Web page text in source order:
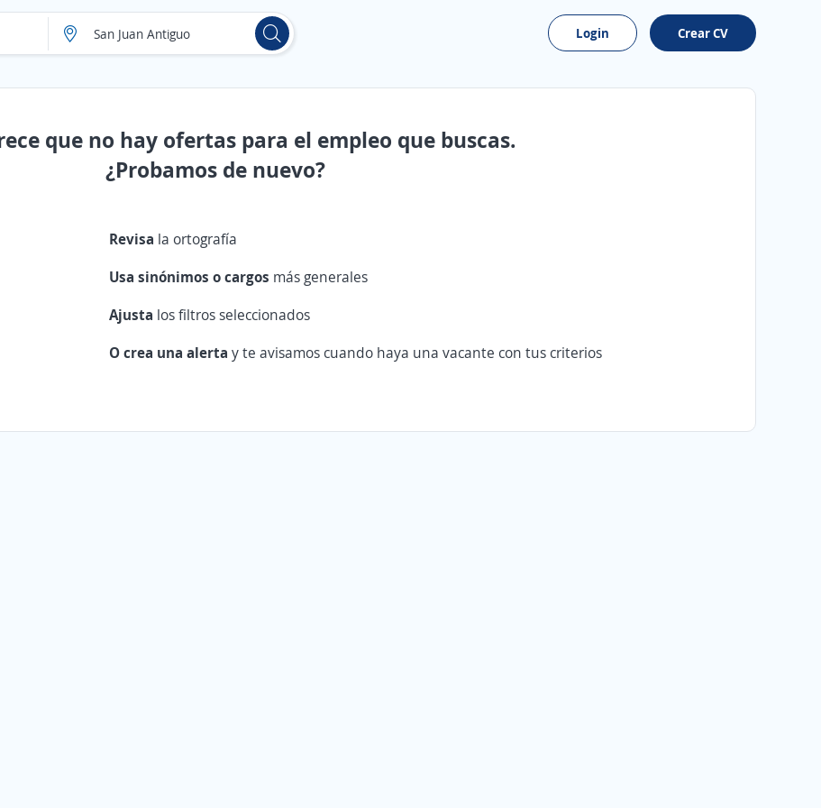
Login Crear CV
que no hay ofertas para el empleo que buscas.
¿Probamos de nuevo?
Revisa la ortografía
Usa sinónimos o cargos más generales
Ajusta los filtros seleccionados
O crea una alertay te avisamos cuando haya una vacante con tus criterios